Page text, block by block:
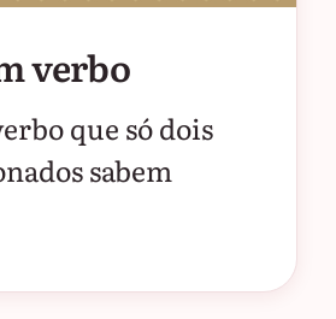
verbo
que só dois
sabem